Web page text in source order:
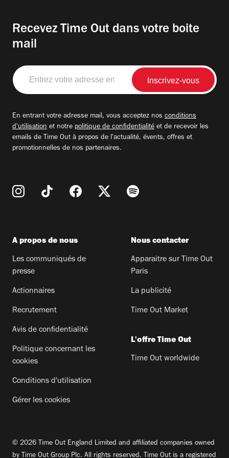
Recevez Time Out dans votre boite
mail
Entrez
votre
adresse
En entrant votre adresse mail, vous acceptez nos conditions
d'utilisation et notre politique de confidentialité et de recevoir les
emails de Time Out à propos de l'actualité, évents, offres et
promotionnelles de nos partenaires.
A propos de nous
Les communiqués de
presse
Actionnaires
Recrutement
Avis de confidentialité
Politique concernant les
cookies
Conditions d'utilisation
Gérer les cookies
Nous contacter
Apparaitre sur Time Out
Paris
La publicité
Time Out Market
L'offre Time Out
Time Out worldwide
© 2026 Time Out England Limited and affiliated companies owned
by Time Out Group Plc. All rights reserved. Time Out is a registered